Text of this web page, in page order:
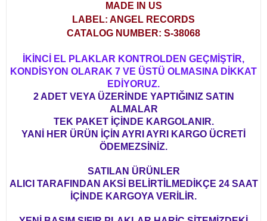
MADE IN US
LABEL: ANGEL RECORDS
CATALOG NUMBER: S-38068
İKİNCİ EL PLAKLAR KONTROLDEN GEÇMİŞTİR,
KONDİSYON OLARAK 7 VE ÜSTÜ OLMASINA DİKKAT
EDİYORUZ.
2 ADET VEYA ÜZERİNDE YAPTIĞINIZ SATIN
ALMALAR
TEK PAKET İÇİNDE KARGOLANIR.
YANİ HER ÜRÜN İÇİN AYRI AYRI KARGO ÜCRETİ
ÖDEMEZSİNİZ.
SATILAN ÜRÜNLER
ALICI TARAFINDAN AKSİ BELİRTİLMEDİKÇE 24 SAAT
İÇİNDE KARGOYA VERİLİR.